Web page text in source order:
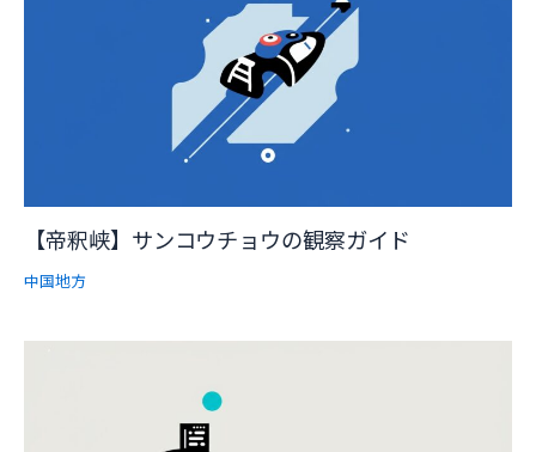
【帝釈峡】サンコウチョウの観察ガイド
中国地方